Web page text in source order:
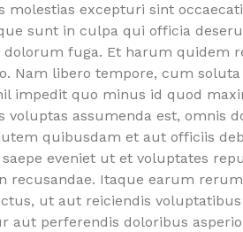
molestias excepturi sint
sunt in culpa qui officia
fuga. Et harum quidem
Nam libero tempore, cum soluta
impedit quo minus id quod
voluptas assumenda est, omnis
quibusdam et aut officiis
eveniet ut et voluptates
recusandae. Itaque earum
ut aut reiciendis
aut perferendis doloribus